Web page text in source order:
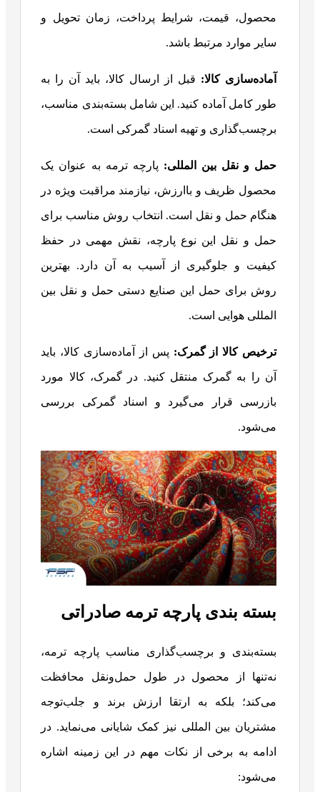
محصول، قیمت، شرایط پرداخت، زمان تحویل و
سایر موارد مرتبط باشد.
آماده‌سازی کالا: قبل از ارسال کالا، باید آن را به
طور کامل آماده کنید. این شامل بسته‌بندی مناسب،
برچسب‌گذاری و تهیه اسناد گمرکی است.
حمل و نقل بین المللی: پارچه ترمه به عنوان یک
محصول ظریف و باارزش، نیازمند مراقبت ویژه در
هنگام حمل و نقل است. انتخاب روش مناسب برای
حمل و نقل این نوع پارچه، نقش مهمی در حفظ
کیفیت و جلوگیری از آسیب به آن دارد. بهترین
روش برای حمل این صنایع دستی حمل و نقل بین
المللی هوایی است.
ترخیص کالا از گمرک: پس از آماده‌سازی کالا، باید
آن را به گمرک منتقل کنید. در گمرک، کالا مورد
بازرسی قرار می‌گیرد و اسناد گمرکی بررسی
می‌شود.
بسته بندی پارچه ترمه صادراتی
بسته‌بندی و برچسب‌گذاری مناسب پارچه ترمه،
نه‌تنها از محصول در طول حمل‌ونقل محافظت
می‌کند؛ بلکه به ارتقا ارزش برند و جلب‌توجه
مشتریان بین ‌المللی نیز کمک شایانی می‌نماید. در
ادامه به برخی از نکات مهم در این زمینه اشاره
می‌شود: